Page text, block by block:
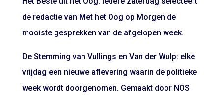
de redactie van Met het Oog op Morgen de
mooiste gesprekken van de afgelopen week.
De Stemming van Vullings en Van der Wulp: elke
vrijdag een nieuwe aflevering waarin de politieke
week wordt doorgenomen. Gemaakt door NOS